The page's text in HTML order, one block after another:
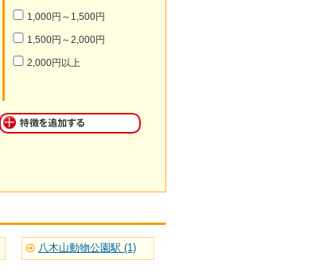
1,000円～1,500円
1,500円～2,000円
2,000円以上
八木山動物公園駅 (1)